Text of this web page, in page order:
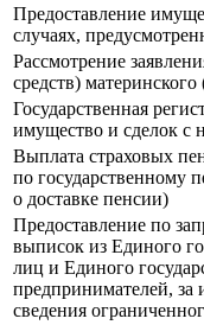
Предоставление
случаях,
Рассмотрение
средств)
Государственная
имущество и сделок с
Выплата страховых
по государственному
о доставке пенсии)
Предоставление по
выписок из Единого
лиц и Единого
предпринимателей,
сведения